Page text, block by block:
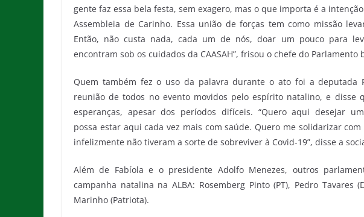
gente faz essa bela festa, sem exagero, mas o que importa é a
Assembleia de Carinho. Essa união de forças tem como missão
Então, não custa nada, cada um de nós, doar um pouco para
encontram sob os cuidados da CAASAH”, frisou o chefe do Parlamento
Quem também fez o uso da palavra durante o ato foi a deputada
reunião de todos no evento movidos pelo espírito natalino, e disse
esperanças, apesar dos períodos difíceis. “Quero aqui desejar
possa estar aqui cada vez mais com saúde. Quero me solidarizar
infelizmente não tiveram a sorte de sobreviver à Covid-19”, disse a
Além de Fabíola e o presidente Adolfo Menezes, outros
campanha natalina na ALBA: Rosemberg Pinto (PT), Pedro Tavares
Marinho (Patriota).